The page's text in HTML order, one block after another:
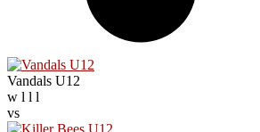
Vandals U12
w l l l
vs